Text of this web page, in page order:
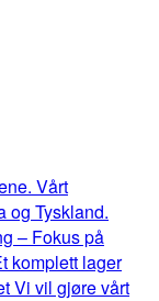
Vårt
og Tyskland.
– Fokus på
komplett lager
Vi vil gjøre vårt